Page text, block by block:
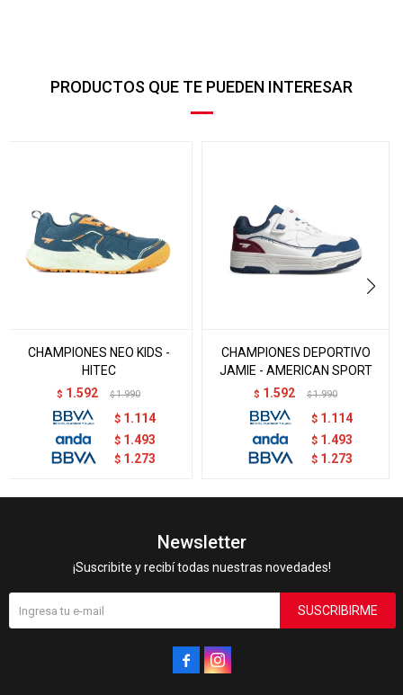
PRODUCTOS QUE TE PUEDEN INTERESAR
CHAMPIONES NEO KIDS -
HITEC
$ 1.592 $ 1.990
$ 1.114
$ 1.493
$ 1.273
CHAMPIONES DEPORTIVO
JAMIE - AMERICAN SPORT
$ 1.592 $ 1.990
$ 1.114
$ 1.493
$ 1.273
Newsletter
¡Suscribite y recibí todas nuestras novedades!
SUSCRIBIRME
 